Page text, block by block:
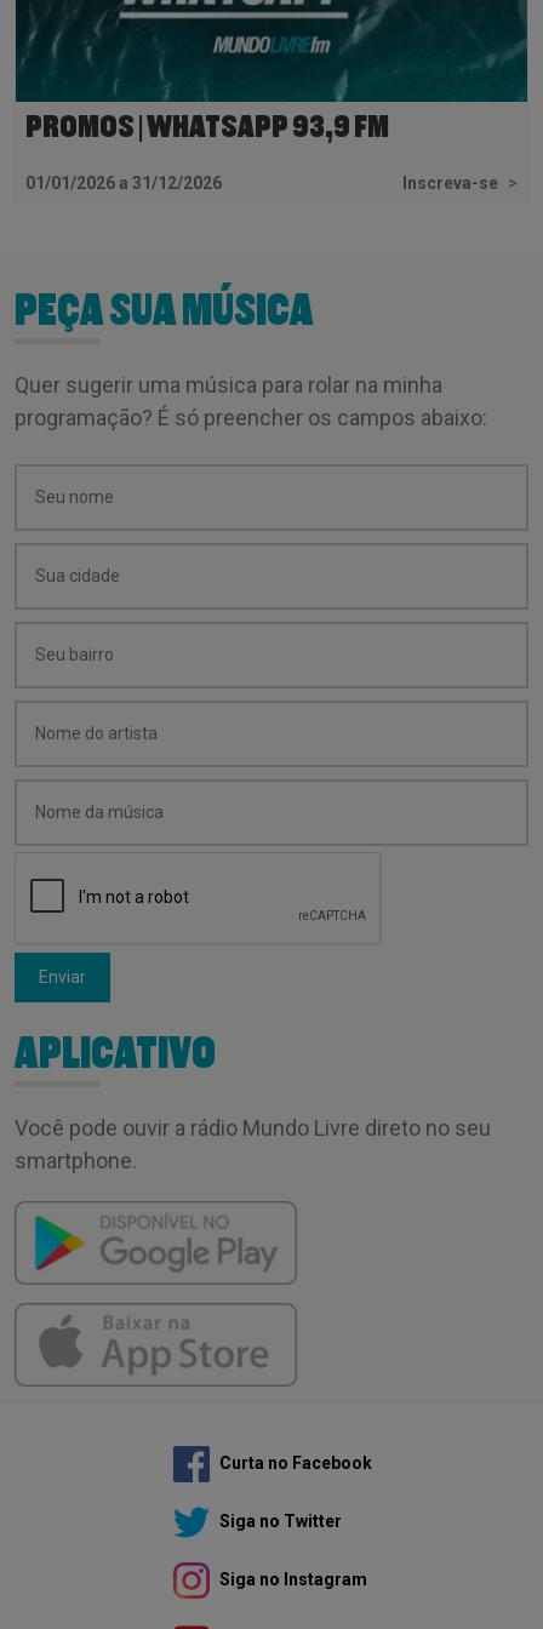
PROMOS | WHATSAPP 93,9 FM
01/01/2026 a 31/12/2026 Inscreva-se >
PEÇA SUA MÚSICA
Quer sugerir uma música para rolar na minha
programação? É só preencher os campos abaixo:
Enviar
APLICATIVO
Você pode ouvir a rádio Mundo Livre direto no seu
smartphone.
Curta no Facebook
Siga no Twitter
Siga no Instagram